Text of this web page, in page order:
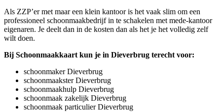
Als ZZP’er met maar een klein kantoor is het vaak slim om een
professioneel schoonmaakbedrijf in te schakelen met mede-kantoor
eigenaren. Je deelt dan in de kosten dan als het je het volledig zelf
wilt doen.
Bij Schoonmaakkaart kun je in Dieverbrug terecht voor:
schoonmaker Dieverbrug
schoonmaakster Dieverbrug
schoonmaakhulp Dieverbrug
schoonmaak zakelijk Dieverbrug
schoonmaak particulier Dieverbrug